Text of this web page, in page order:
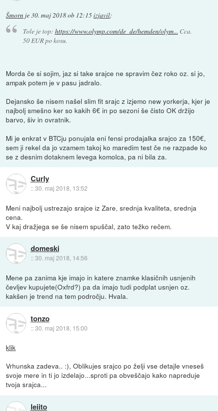
Šmorn je30. maj 2018 ob 12:15izjavil:
Tole je top: https://www.olymp.com/de_de/hemden/olym... Cca.
50 EUR po kosu.
Morda če si sojim, jaz si take srajce ne spravim čez roko oz. si jo,
ampak potem je v pasu jadralo.
Dejansko še nisem našel slim fit srajc z izjemo new yorkerja, kjer je
najbolj smešno ker so kakih 6€ in po sezoni še čisto OK držijo
barvo, šiv in ovratnik.
Mi je enkrat v BTCju ponujala eni fensi prodajalka srajco za 150€,
sem ji rekel da jo vzamem takoj ko maredim test če ne razpade ko
se z desnim dotaknem levega komolca, pa ni bila za.
Curly
::30. maj 2018, 13:52
Meni najbolj ustrezajo srajce iz Zare, srednja kvaliteta, srednja
cena.
V kaj dražjega se še nisem spuščal, zato težko rečem.
domeski
::30. maj 2018, 14:56
Mene pa zanima kje imajo in katere znamke klasičnih usnjenih
čevljev kupujete(Oxfrd?) pa da imajo tudi podplat usnjen oz.
kakšen je trend na tem področju. Hvala.
tonzo
::30. maj 2018, 15:00
klik
Vrhunska zadeva.. :), Oblikujes srajco po želji vse detajle vneseš
svoje mere in ti jo izdelajo...sproti pa obveščajo kako napreduje
tvoja srajca...
leiito